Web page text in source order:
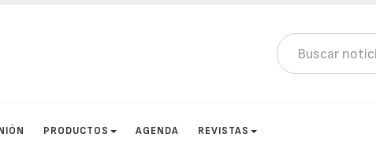
PRODUCTOS AGENDA REVISTAS